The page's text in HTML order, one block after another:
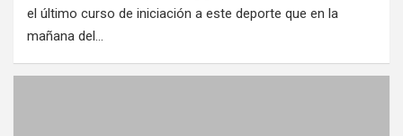
el último curso de iniciación a este deporte que en la
mañana del…